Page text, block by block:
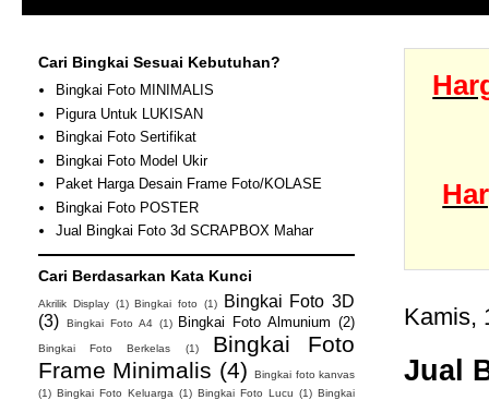
Kamis,
Jual
Cari Bingkai Sesuai Kebutuhan?
Bingkai Foto MINIMALIS
Pigura Untuk LUKISAN
Bingkai Foto Sertifikat
Bingkai Foto Model Ukir
Paket Harga Desain Frame Foto/KOLASE
Bingkai Foto POSTER
Jual Bingkai Foto 3d SCRAPBOX Mahar
Cari Berdasarkan Kata Kunci
Akrilik Display (1) Bingkai foto (1)
Bingkai Foto 3D
(3)
Bingkai Foto A4 (1) Bingkai Foto Almunium (2)
Bingkai Foto Berkelas (1)
Bingkai Foto
Frame Minimalis (4)
Bingkai foto kanvas
(1) Bingkai Foto Keluarga (1) Bingkai Foto Lucu (1) Bingkai